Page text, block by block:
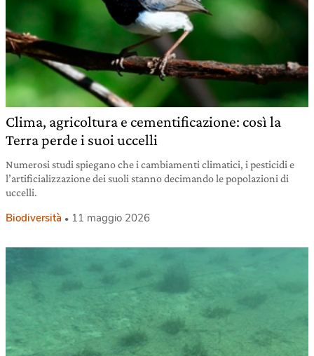
Clima, agricoltura e cementificazione: così la
Terra perde i suoi uccelli
Numerosi studi spiegano che i cambiamenti climatici, i pesticidi e
l’artificializzazione dei suoli stanno decimando le popolazioni di
uccelli.
Biodiversità 11 maggio 2026